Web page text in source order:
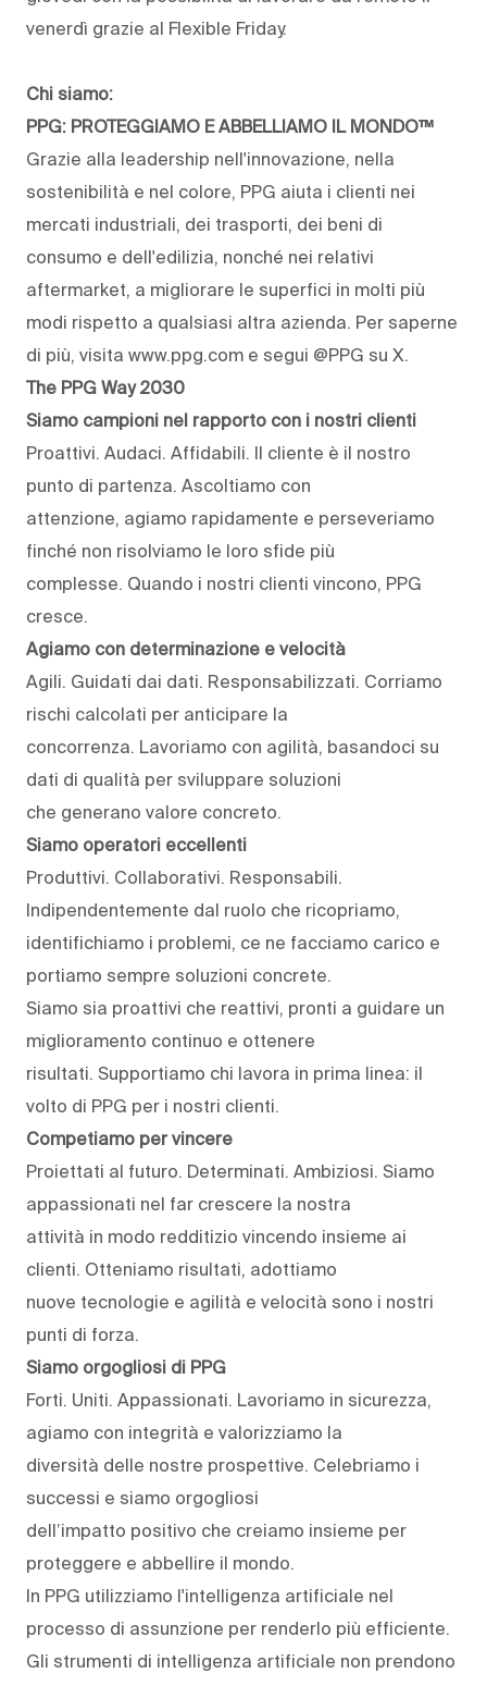
venerdì grazie al Flexible Friday.
Chi siamo:
PPG: PROTEGGIAMO E ABBELLIAMO IL MONDO™
Grazie alla leadership nell'innovazione, nella
sostenibilità e nel colore, PPG aiuta i clienti nei
mercati industriali, dei trasporti, dei beni di
consumo e dell'edilizia, nonché nei relativi
aftermarket, a migliorare le superfici in molti più
modi rispetto a qualsiasi altra azienda. Per saperne
di più, visita www.ppg.com e segui @PPG su X.
The PPG Way 2030
Siamo campioni nel rapporto con i nostri clienti
Proattivi. Audaci. Affidabili. Il cliente è il nostro
punto di partenza. Ascoltiamo con
attenzione, agiamo rapidamente e perseveriamo
finché non risolviamo le loro sfide più
complesse. Quando i nostri clienti vincono, PPG
cresce.
Agiamo con determinazione e velocità
Agili. Guidati dai dati. Responsabilizzati. Corriamo
rischi calcolati per anticipare la
concorrenza. Lavoriamo con agilità, basandoci su
dati di qualità per sviluppare soluzioni
che generano valore concreto.
Siamo operatori eccellenti
Produttivi. Collaborativi. Responsabili.
Indipendentemente dal ruolo che ricopriamo,
identifichiamo i problemi, ce ne facciamo carico e
portiamo sempre soluzioni concrete.
Siamo sia proattivi che reattivi, pronti a guidare un
miglioramento continuo e ottenere
risultati. Supportiamo chi lavora in prima linea: il
volto di PPG per i nostri clienti.
Competiamo per vincere
Proiettati al futuro. Determinati. Ambiziosi. Siamo
appassionati nel far crescere la nostra
attività in modo redditizio vincendo insieme ai
clienti. Otteniamo risultati, adottiamo
nuove tecnologie e agilità e velocità sono i nostri
punti di forza.
Siamo orgogliosi di PPG
Forti. Uniti. Appassionati. Lavoriamo in sicurezza,
agiamo con integrità e valorizziamo la
diversità delle nostre prospettive. Celebriamo i
successi e siamo orgogliosi
dell’impatto positivo che creiamo insieme per
proteggere e abbellire il mondo.
In PPG utilizziamo l'intelligenza artificiale nel
processo di assunzione per renderlo più efficiente.
Gli strumenti di intelligenza artificiale non prendono